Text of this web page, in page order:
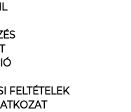
FELTÉTELEK